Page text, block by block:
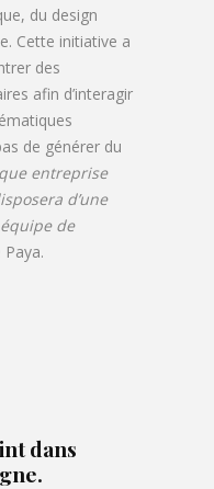
du design
Cette initiative a
des
afin d’interagir
de générer du
entreprise
d’une
de
dans